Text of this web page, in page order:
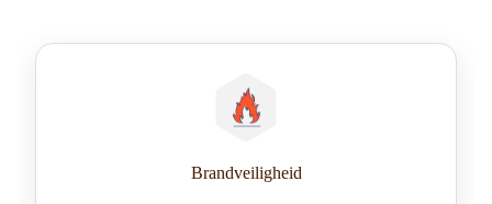
Brandveiligheid